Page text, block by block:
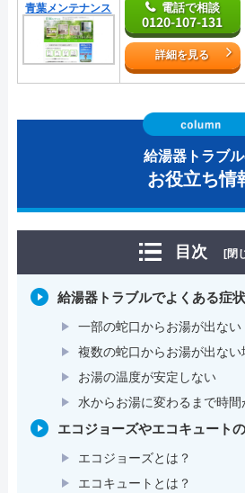
青葉メンテナンス 電話で相談
0120-107-131
詳細を見る
給湯器トラブ
お役立ち情
目次 [閉
給湯器トラブルでよくある症
一部の蛇口からお湯が出ない
複数の蛇口からお湯が出ない
お湯の温度が安定しない
水からお湯に変わるまで時間
エコジョーズやエコキュート
エコジョーズとは？
エコキュートとは？